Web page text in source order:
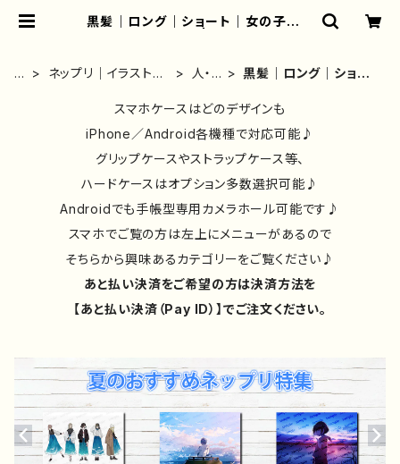
黒髪｜ロング｜ショート｜女の子｜イ
ストレーター/グッズ/人気/後払い/通
販｜雑貨屋アリうさ
ホ
ネップリ｜イラスト｜
｜絵師｜一覧
人・
ラク
ター
黒髪｜ロング｜ショー
｜かわいい
スマホケースはどのデザインも
iPhone／Android各機種で対応可能♪
グリップケースやストラップケース等、
ハードケースはオプション多数選択可能♪
Androidでも手帳型専用カメラホール可能です♪
スマホでご覧の方は左上にメニューがあるので
そちらから興味あるカテゴリーをご覧ください♪
あと払い決済をご希望の方は決済方法を
【あと払い決済（Pay ID）】でご注文ください。